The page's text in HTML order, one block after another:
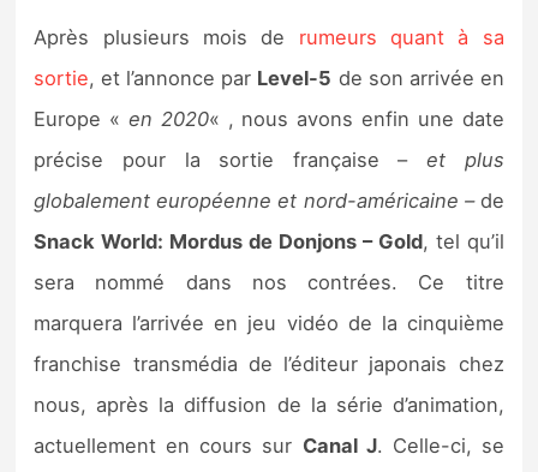
Tests de jeux
Tests d’accessoires
Autres tests
Previews
Précommandes
Précommandes jeux Switch 2
Après plusieurs mois de rumeurs quant à sa
sortie, et l’annonce par Level-5 de son arrivée en
Europe « en 2020« , nous avons enfin une date
précise pour la sortie française –et plus
globalement européenne et nord-américaine –de
Snack World: Mordus de Donjons – Gold, tel qu’il
sera nommé dans nos contrées. Ce titre
marquera l’arrivée en jeu vidéo de la cinquième
franchise transmédia de l’éditeur japonais chez
nous, après la diffusion de la série d’animation,
actuellement en cours sur Canal J. Celle-ci, se